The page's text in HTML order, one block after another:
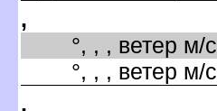
,
°, , , ветер м/с
°, , , ветер м/с
,